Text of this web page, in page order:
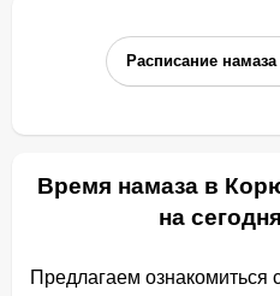
Расписание
Время намаза в
на
Предлагаем ознакомиться